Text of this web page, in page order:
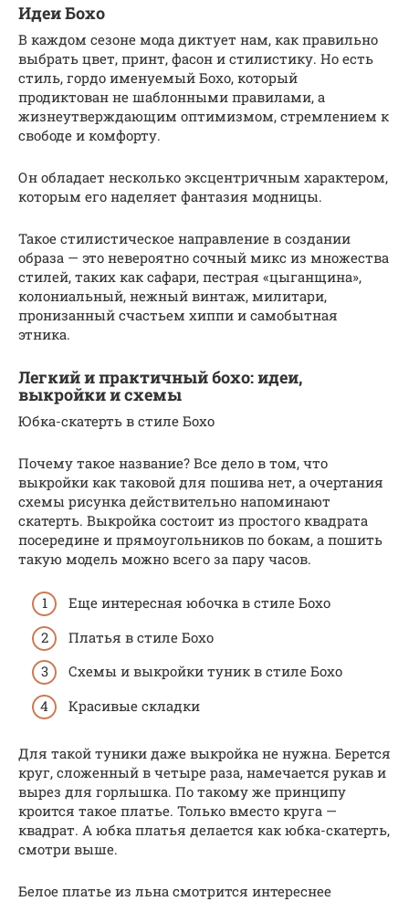
Идеи Бохо
В каждом сезоне мода диктует нам, как правильно
выбрать цвет, принт, фасон и стилистику. Но есть
стиль, гордо именуемый Бохо, который
продиктован не шаблонными правилами, а
жизнеутверждающим оптимизмом, стремлением к
свободе и комфорту.
Он обладает несколько эксцентричным характером,
которым его наделяет фантазия модницы.
Такое стилистическое направление в создании
образа — это невероятно сочный микс из множества
стилей, таких как сафари, пестрая «цыганщина»,
колониальный, нежный винтаж, милитари,
пронизанный счастьем хиппи и самобытная
этника.
Легкий и практичный бохо: идеи,
выкройки и схемы
Юбка-скатерть в стиле Бохо
Почему такое название? Все дело в том, что
выкройки как таковой для пошива нет, а очертания
схемы рисунка действительно напоминают
скатерть. Выкройка состоит из простого квадрата
посередине и прямоугольников по бокам, а пошить
такую модель можно всего за пару часов.
Еще интересная юбочка в стиле Бохо
Платья в стиле Бохо
Схемы и выкройки туник в стиле Бохо
Красивые складки
Для такой туники даже выкройка не нужна. Берется
круг, сложенный в четыре раза, намечается рукав и
вырез для горлышка. По такому же принципу
кроится такое платье. Только вместо круга —
квадрат. А юбка платья делается как юбка-скатерть,
смотри выше.
Белое платье из льна смотрится интереснее